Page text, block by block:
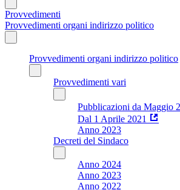
Provvedimenti
Provvedimenti organi indirizzo politico
Provvedimenti organi indirizzo politico
Provvedimenti vari
Pubblicazioni da Maggio
Dal 1 Aprile 2021
Anno 2023
Decreti del Sindaco
Anno 2024
Anno 2023
Anno 2022